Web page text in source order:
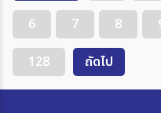
6
7 8
128
ถัดไป